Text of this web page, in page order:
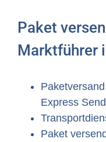
Paket
Marktführer
Express
Paket